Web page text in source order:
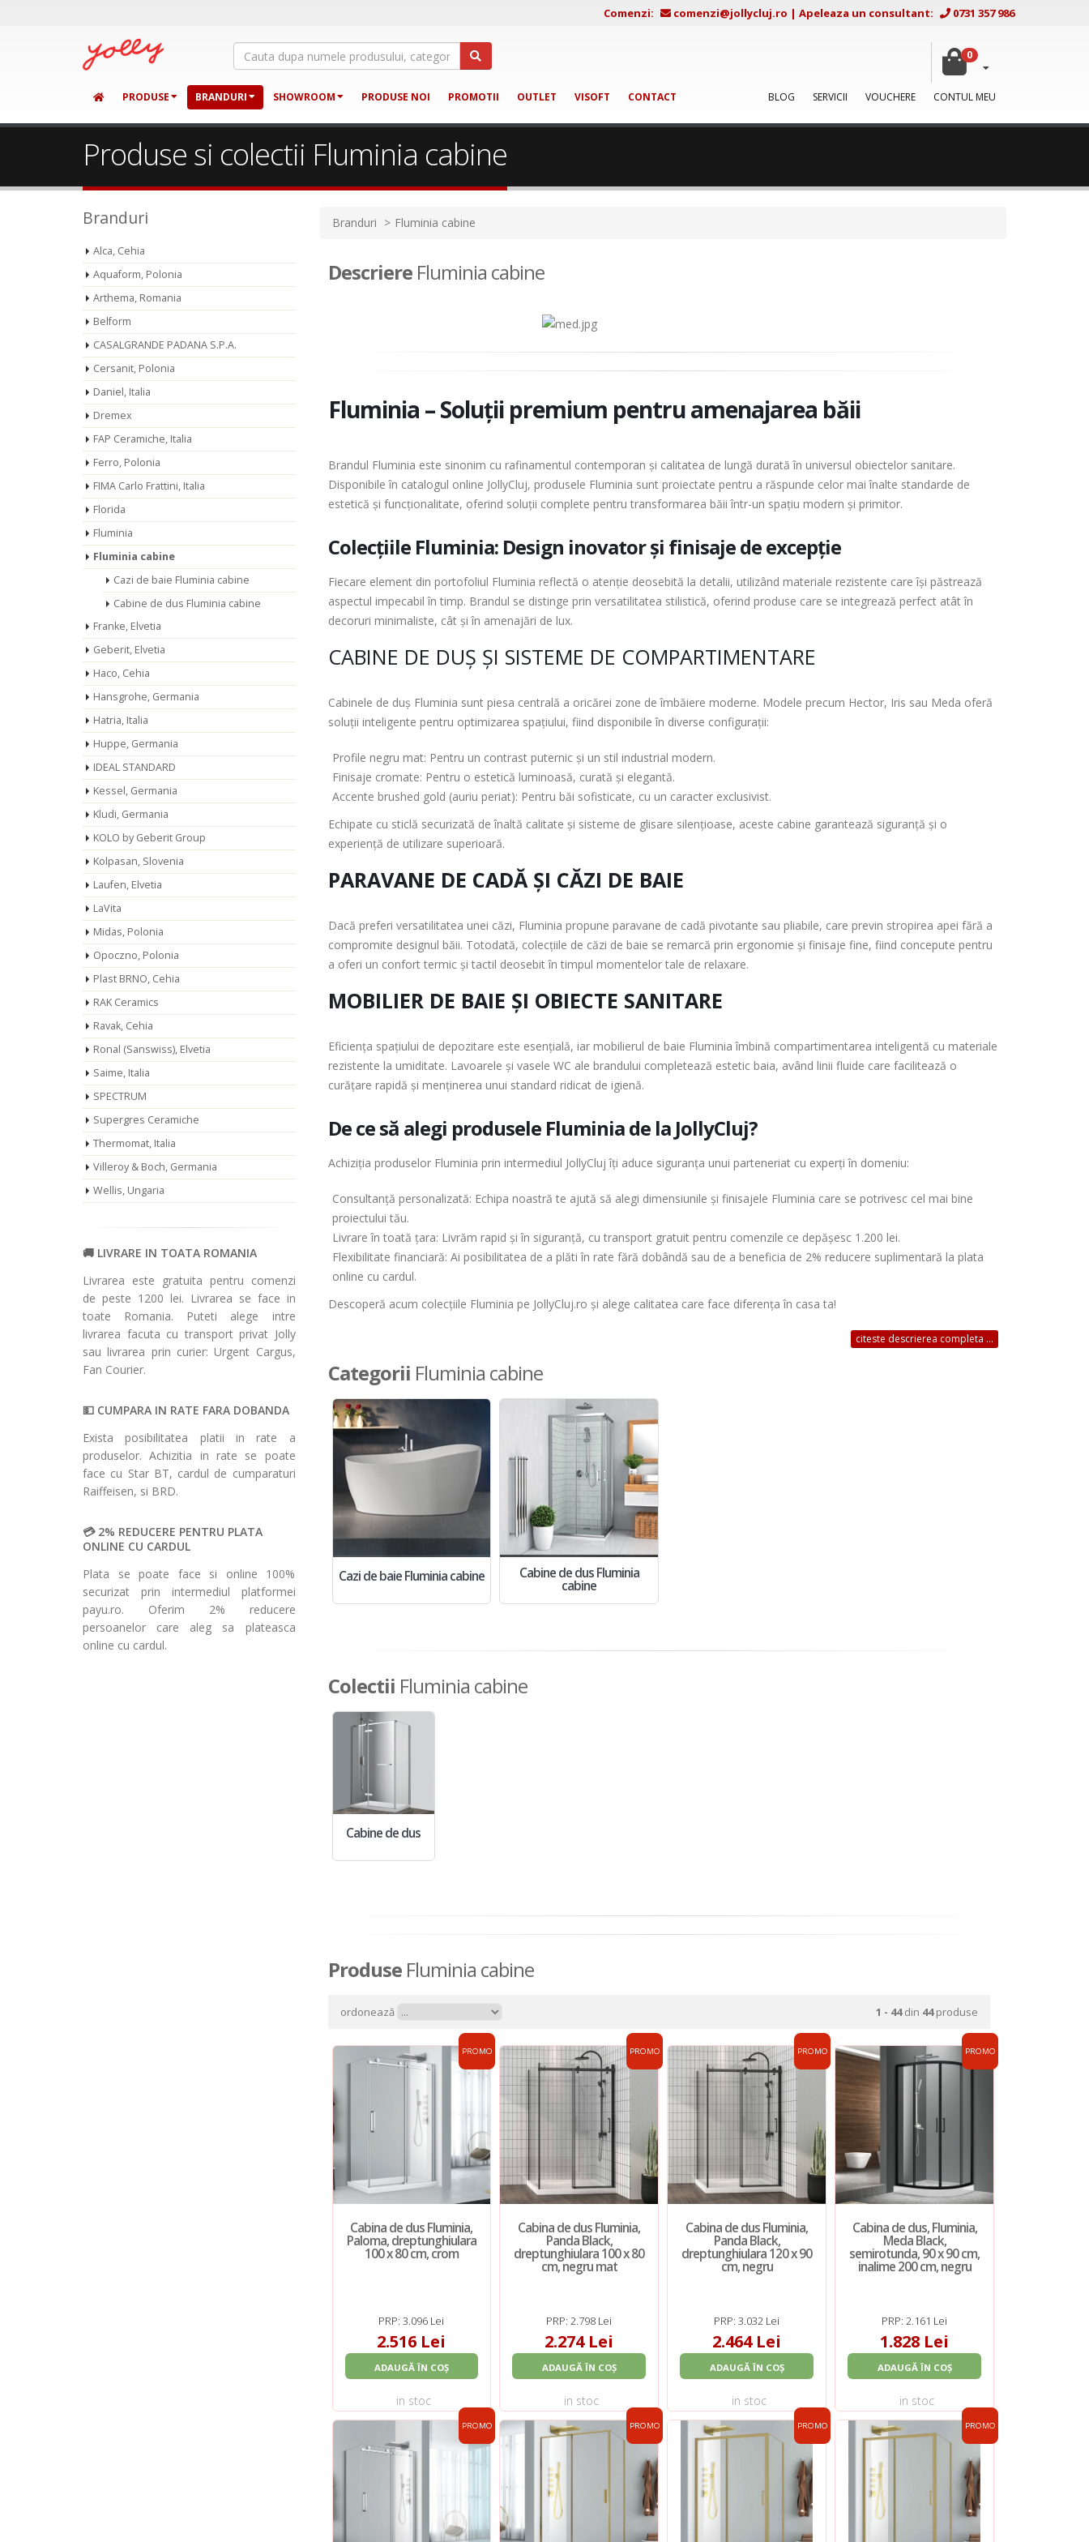
Comenzi: comenzi@jollycluj.ro | Apeleaza un consultant: 0731 357 986
0
PRODUSE BRANDURI SHOWROOM PRODUSE NOI PROMOTII OUTLET VISOFT CONTACT BLOG SERVICII VOUCHERE CONTUL MEU
Produse si colectii Fluminia cabine
Branduri
Alca, Cehia
Aquaform, Polonia
Arthema, Romania
Belform
CASALGRANDE PADANA S.P.A.
Cersanit, Polonia
Daniel, Italia
Dremex
FAP Ceramiche, Italia
Ferro, Polonia
FIMA Carlo Frattini, Italia
Florida
Fluminia
Fluminia cabine
Cazi de baie Fluminia cabine
Cabine de dus Fluminia cabine
Franke, Elvetia
Geberit, Elvetia
Haco, Cehia
Hansgrohe, Germania
Hatria, Italia
Huppe, Germania
IDEAL STANDARD
Kessel, Germania
Kludi, Germania
KOLO by Geberit Group
Kolpasan, Slovenia
Laufen, Elvetia
LaVita
Midas, Polonia
Opoczno, Polonia
Plast BRNO, Cehia
RAK Ceramics
Ravak, Cehia
Ronal (Sanswiss), Elvetia
Saime, Italia
SPECTRUM
Supergres Ceramiche
Thermomat, Italia
Villeroy & Boch, Germania
Wellis, Ungaria
LIVRARE IN TOATA ROMANIA
Livrarea este gratuita pentru comenzi
de peste 1200 lei. Livrarea se face in
toate Romania. Puteti alege intre
livrarea facuta cu transport privat Jolly
sau livrarea prin curier: Urgent Cargus,
Fan Courier.
CUMPARA IN RATE FARA DOBANDA
Exista posibilitatea platii in rate a
produselor. Achizitia in rate se poate
face cu Star BT, cardul de cumparaturi
Raiffeisen, si BRD.
2% REDUCERE PENTRU PLATA
ONLINE CU CARDUL
Plata se poate face si online 100%
securizat prin intermediul platformei
payu.ro. Oferim 2% reducere
persoanelor care aleg sa plateasca
online cu cardul.
Branduri Fluminia cabine
DescriereFluminia cabine
Fluminia – Soluții premium pentru amenajarea băii
Brandul Fluminia este sinonim cu rafinamentul contemporan și calitatea de lungă durată în universul obiectelor sanitare.
Disponibile în catalogul online JollyCluj, produsele Fluminia sunt proiectate pentru a răspunde celor mai înalte standarde de
estetică și funcționalitate, oferind soluții complete pentru transformarea băii într-un spațiu modern și primitor.
Colecțiile Fluminia: Design inovator și finisaje de excepție
Fiecare element din portofoliul Fluminia reflectă o atenție deosebită la detalii, utilizând materiale rezistente care își păstrează
aspectul impecabil în timp. Brandul se distinge prin versatilitatea stilistică, oferind produse care se integrează perfect atât în
decoruri minimaliste, cât și în amenajări de lux.
CABINE DE DUȘ ȘI SISTEME DE COMPARTIMENTARE
Cabinele de duș Fluminia sunt piesa centrală a oricărei zone de îmbăiere moderne. Modele precum Hector, Iris sau Meda oferă
soluții inteligente pentru optimizarea spațiului, fiind disponibile în diverse configurații:
Profile negru mat: Pentru un contrast puternic și un stil industrial modern.
Finisaje cromate: Pentru o estetică luminoasă, curată și elegantă.
Accente brushed gold (auriu periat): Pentru băi sofisticate, cu un caracter exclusivist.
Echipate cu sticlă securizată de înaltă calitate și sisteme de glisare silențioase, aceste cabine garantează siguranță și o
experiență de utilizare superioară.
PARAVANE DE CADĂ ȘI CĂZI DE BAIE
Dacă preferi versatilitatea unei căzi, Fluminia propune paravane de cadă pivotante sau pliabile, care previn stropirea apei fără a
compromite designul băii. Totodată, colecțiile de căzi de baie se remarcă prin ergonomie și finisaje fine, fiind concepute pentru
a oferi un confort termic și tactil deosebit în timpul momentelor tale de relaxare.
MOBILIER DE BAIE ȘI OBIECTE SANITARE
Eficiența spațiului de depozitare este esențială, iar mobilierul de baie Fluminia îmbină compartimentarea inteligentă cu materiale
rezistente la umiditate. Lavoarele și vasele WC ale brandului completează estetic baia, având linii fluide care facilitează o
curățare rapidă și menținerea unui standard ridicat de igienă.
De ce să alegi produsele Fluminia de la JollyCluj?
Achiziția produselor Fluminia prin intermediul JollyCluj îți aduce siguranța unui parteneriat cu experți în domeniu:
Consultanță personalizată: Echipa noastră te ajută să alegi dimensiunile și finisajele Fluminia care se potrivesc cel mai bine
proiectului tău.
Livrare în toată țara: Livrăm rapid și în siguranță, cu transport gratuit pentru comenzile ce depășesc 1.200 lei.
Flexibilitate financiară: Ai posibilitatea de a plăti în rate fără dobândă sau de a beneficia de 2% reducere suplimentară la plata
online cu cardul.
Descoperă acum colecțiile Fluminia pe JollyCluj.ro și alege calitatea care face diferența în casa ta!
citeste descrierea completa ...
Categorii Fluminia cabine
Cazi de baie Fluminia cabine Cabine de dus Fluminia
cabine
Colectii Fluminia cabine
Cabine de dus
ProduseFluminia cabine
ordonează 1 - 44din 44produse
PROMO
Cabina de dus Fluminia,
Paloma, dreptunghiulara
100 x 80 cm, crom
PRP: 3.096 Lei
2.516 Lei
ADAUGĂ ÎN COȘ
in stoc
PROMO
Cabina de dus Fluminia,
Panda Black,
dreptunghiulara 100 x 80
cm, negru mat
PRP: 2.798 Lei
2.274 Lei
ADAUGĂ ÎN COȘ
in stoc
PROMO
Cabina de dus Fluminia,
Panda Black,
dreptunghiulara 120 x 90
cm, negru
PRP: 3.032 Lei
2.464 Lei
ADAUGĂ ÎN COȘ
in stoc
PROMO
Cabina de dus, Fluminia,
Meda Black,
semirotunda, 90 x 90 cm,
inalime 200 cm, negru
PRP: 2.161 Lei
1.828 Lei
ADAUGĂ ÎN COȘ
in stoc
PROMO PROMO PROMO PROMO